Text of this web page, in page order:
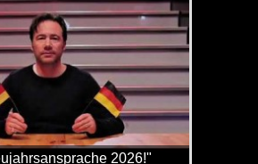
2026!"